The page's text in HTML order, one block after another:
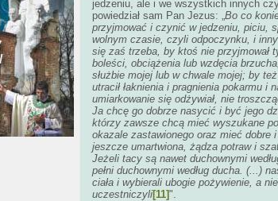
jedzeniu, ale i we wszystkich innych
powiedział sam Pan Jezus: „Bo co
przyjmować i czynić w jedzeniu, piciu,
wolnym czasie, czyli odpoczynku, i
się zaś trzeba, by ktoś nie przyjmował
boleści, obciążenia lub wzdęcia
służbie mojej lub w chwale mojej; by
utracił łaknienia i pragnienia pokarmu i
umiarkowanie się odżywiał, nie
Ja chcę go dobrze nasycić i być jego
którzy zawsze chcą mieć wyszukane
okazale zastawionego oraz mieć
jeszcze umartwiona, żądza potraw i
Jeżeli tacy są nawet duchownymi
pełni duchownymi według ducha. (...)
ciała i wybierali ubogie pożywienie, a
uczestniczyli[11]".